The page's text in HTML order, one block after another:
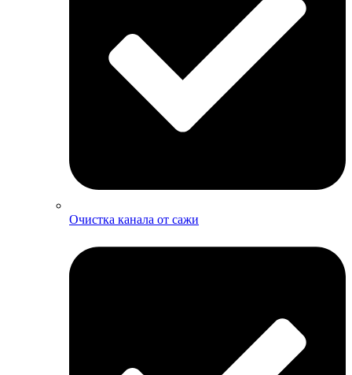
Очистка канала от сажи